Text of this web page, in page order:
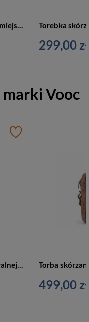
Plecak skórzany damski VOOC EP16 miejski duży czerwony
299,00 zł
markiVooc
Nerka skórzana unisex ze skóry naturalnej VOOC EP19 crossbody camel brąz
499,00 zł